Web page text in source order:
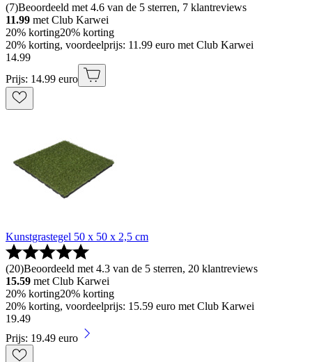
(7)Beoordeeld met 4.6 van de 5 sterren, 7 klantreviews
11.99 met Club Karwei
20% korting20% korting
20% korting, voordeelprijs: 11.99 euro met Club Karwei
14.99
Prijs: 14.99 euro
Kunstgrastegel 50 x 50 x 2,5 cm
(20)Beoordeeld met 4.3 van de 5 sterren, 20 klantreviews
15.59 met Club Karwei
20% korting20% korting
20% korting, voordeelprijs: 15.59 euro met Club Karwei
19.49
Prijs: 19.49 euro